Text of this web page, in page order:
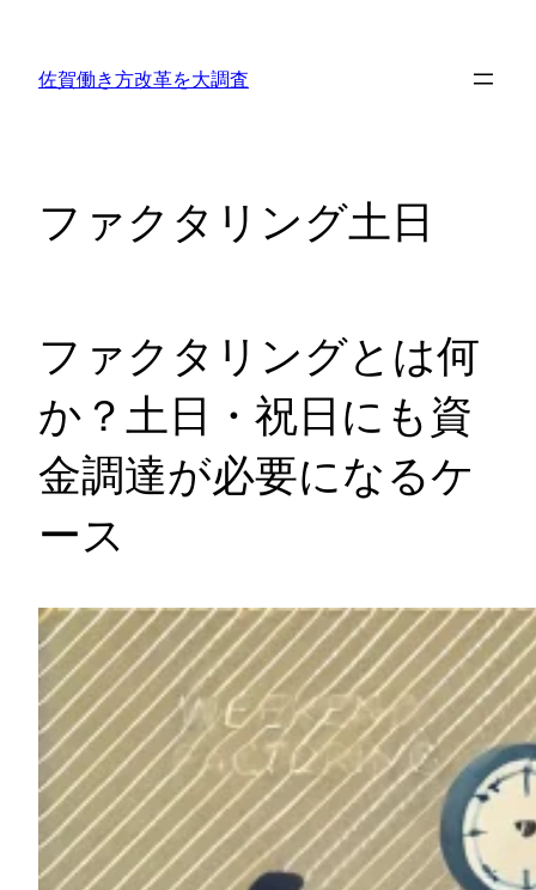
佐賀働き方改革を大調査
ファクタリング土日
ファクタリングとは何
か？土日・祝日にも資
金調達が必要になるケ
ース